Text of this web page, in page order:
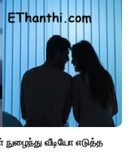
நுழைந்து வீடியோ எடுத்த